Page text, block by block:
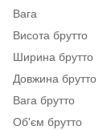
Вага
Висота брутто
Ширина брутто
Довжина брутто
Вага брутто
Об'єм брутто